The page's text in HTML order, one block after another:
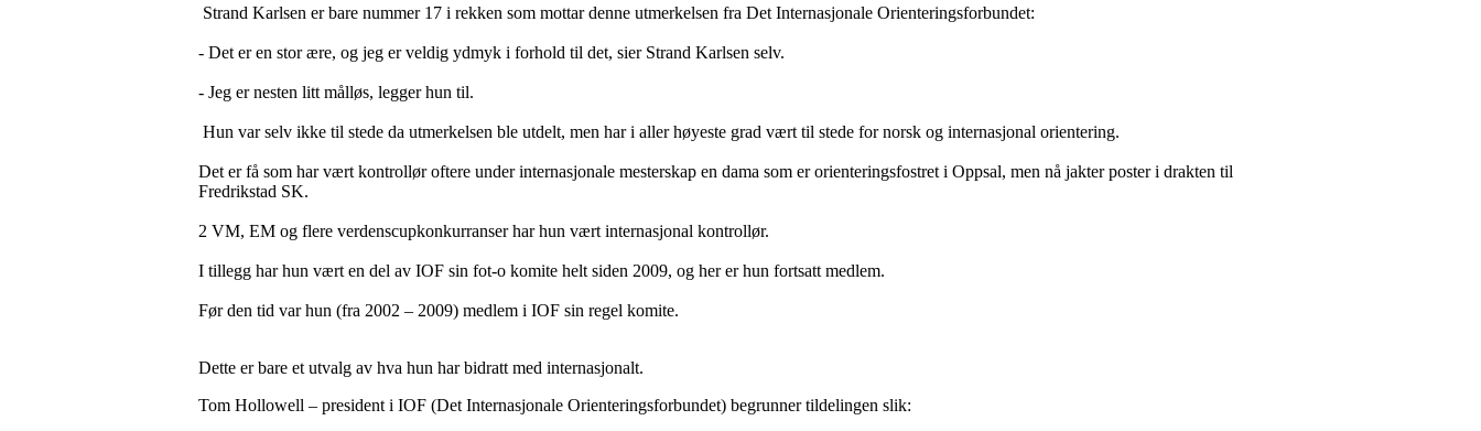
Strand Karlsen er bare nummer 17 i rekken som mottar denne utmerkelsen fra Det Internasjonale Orienteringsforbundet:
- Det er en stor ære, og jeg er veldig ydmyk i forhold til det, sier Strand Karlsen selv.
- Jeg er nesten litt målløs, legger hun til.
Hun var selv ikke til stede da utmerkelsen ble utdelt, men har i aller høyeste grad vært til stede for norsk og internasjonal orientering.
Det er få som har vært kontrollør oftere under internasjonale mesterskap en dama som er orienteringsfostret i Oppsal, men nå jakter poster i drakten til
Fredrikstad SK.
2 VM, EM og flere verdenscupkonkurranser har hun vært internasjonal kontrollør.
I tillegg har hun vært en del av IOF sin fot-o komite helt siden 2009, og her er hun fortsatt medlem.
Før den tid var hun (fra 2002 – 2009) medlem i IOF sin regel komite.
Dette er bare et utvalg av hva hun har bidratt med internasjonalt.
Tom Hollowell – president i IOF (Det Internasjonale Orienteringsforbundet) begrunner tildelingen slik: